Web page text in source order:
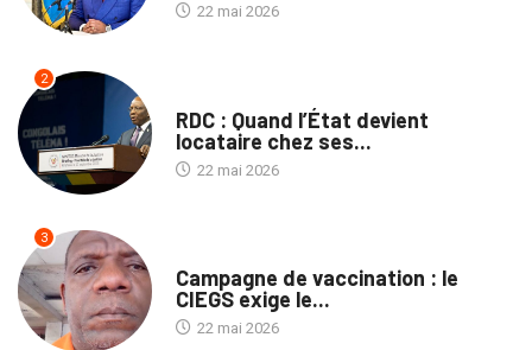
22 mai 2026
2
RDC : Quand l’État devient
locataire chez ses...
22 mai 2026
3
Campagne de vaccination : le
CIEGS exige le...
22 mai 2026